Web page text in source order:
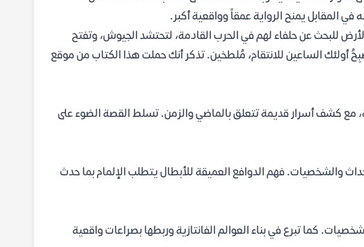
المقابل يمنح الرواية عمقاً وواقعية أكبر.
للبحث عن حلفاء لهم في الحرب القادمة، لتحتشد الجيوش، وتفتح
أولئك الساعين للانتقام، مُلطخين. تذكر أنك حملت هذا الكتاب من موقع
مع كشف أسرار قديمة تتعلق بالماضي والزمن. تسلط القصة الضوء على
والشخصيات. فهم الدوافع العميقة للأبطال يتطلب الإلمام بما حدث
كما تبرع في بناء العوالم الفانتازية وربطها بصراعات واقعية